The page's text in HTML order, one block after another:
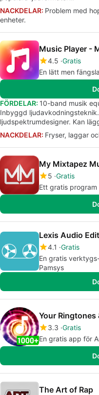
NACKDELAR: Problem med
enheter.
Music Player -
4.5 Gratis
En lätt men
FÖRDELAR: 10-band musik
Inbyggd
ljudspektrumdesigner. Kan
NACKDELAR: Fryser, laggar
My Mixtapez
5 Gratis
Ett gratis
Lexis Audio
4.1 Gratis
En gratis
Pamsys
Your
3.3 Gratis
En gratis app för
The Art of Rap